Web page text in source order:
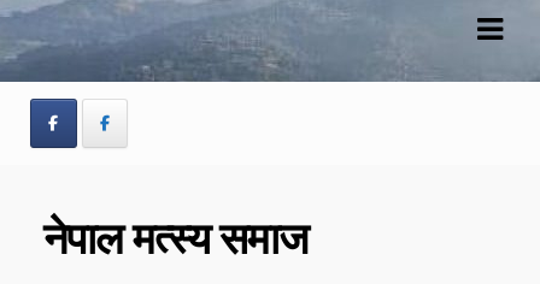
Skip
navigation
Skip
content
नेपाल मत्स्य समाज